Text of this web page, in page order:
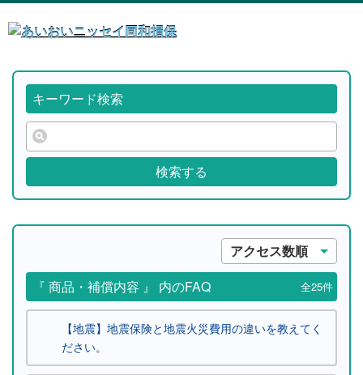
キーワード検索
検索する
アクセス数順
『 商品・補償内容 』 内のFAQ
全25件
【地震】地震保険と地震火災費用の違いを教えてく
ださい。